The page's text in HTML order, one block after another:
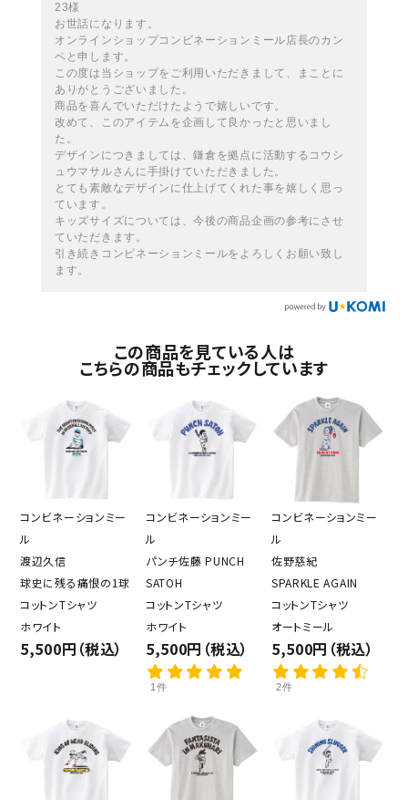
23様
お世話になります。
オンラインショップコンビネーションミール店長のカン
ベと申します。
この度は当ショップをご利用いただきまして、まことに
ありがとうございました。
商品を喜んでいただけたようで嬉しいです。
改めて、このアイテムを企画して良かったと思いまし
た。
デザインにつきましては、鎌倉を拠点に活動するコウシ
ュウマサルさんに手掛けていただきました。
とても素敵なデザインに仕上げてくれた事を嬉しく思っ
ています。
キッズサイズについては、今後の商品企画の参考にさせ
ていただきます。
引き続きコンビネーションミールをよろしくお願い致し
ます。
この商品を見ている人は
こちらの商品もチェックしています
コンビネーションミー
ル
渡辺久信
球史に残る痛恨の1球
コットンTシャツ
ホワイト
5,500円（税込）
コンビネーションミー
ル
パンチ佐藤 PUNCH
SATOH
コットンTシャツ
ホワイト
5,500円（税込）
1件
コンビネーションミー
ル
佐野慈紀
SPARKLE AGAIN
コットンTシャツ
オートミール
5,500円（税込）
2件